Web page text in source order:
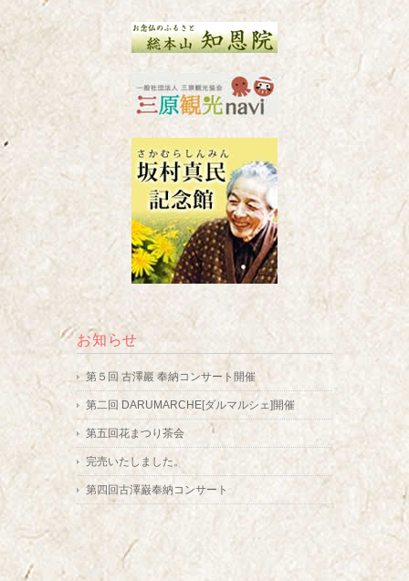
お知らせ
第５回 古澤巖 奉納コンサート開催
第二回 DARUMARCHE[ダルマルシェ]開催
第五回花まつり茶会
完売いたしました。
第四回古澤巌奉納コンサート